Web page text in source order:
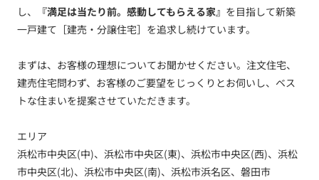
し、
『満足は当たり前。感動してもらえる家』 を目指して新築
一戸建て［建売・分譲住宅］を追求し続けています。
まずは、お客様の理想についてお聞かせください。注文住宅、
建売住宅問わず、お客様のご要望をじっくりとお伺いし、ベス
トな住まいを提案させていただきます。
エリア
浜松市中央区(中)、浜松市中央区(東)、浜松市中央区(西)、浜松
市中央区(北)、浜松市中央区(南)、浜松市浜名区、磐田市